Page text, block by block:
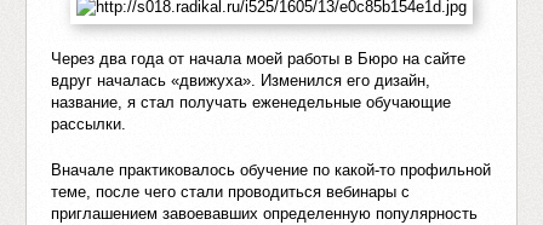
Через два года от начала моей работы в Бюро на сайте
вдруг началась «движуха». Изменился его дизайн,
название, я стал получать еженедельные обучающие
рассылки.
Вначале практиковалось обучение по какой-то профильной
теме, после чего стали проводиться вебинары с
приглашением завоевавших определенную популярность